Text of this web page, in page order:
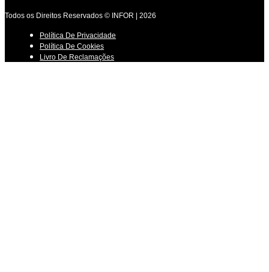
Todos os Direitos Reservados © INFOR | 2026
Política De Privacidade
Política De Cookies
Livro De Reclamações